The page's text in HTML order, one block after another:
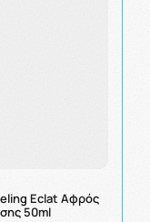
Eclat Αφρός
50ml